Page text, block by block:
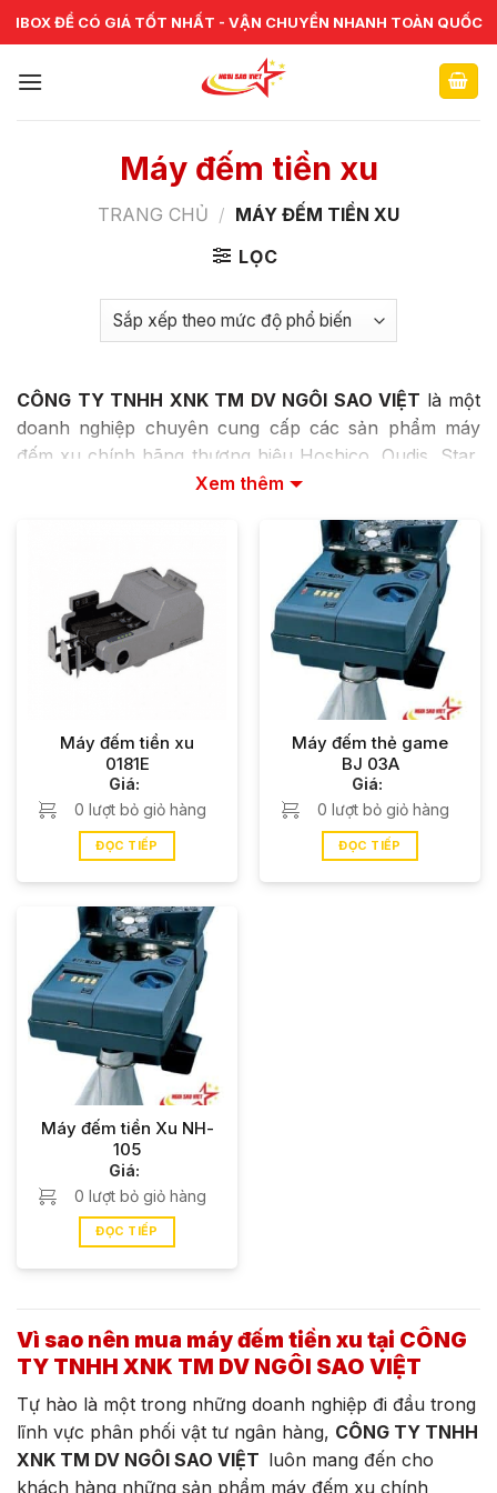
Skip
to
CHUYÊN CUNG CẤP VÀ SỬA CHỮA VẬT TƯ NGÂN HÀNG TOÀN
QUỐC
Máy đếm tiền xu
TRANG CHỦ / MÁY ĐẾM TIỀN XU
LỌC
CÔNG TY TNHH XNK TM DV NGÔI SAO VIỆT là một
doanh nghiệp chuyên cung cấp các sản phẩm máy
đếm xu chính hãng thương hiệu Hoshico, Oudis, Star,
Manic, Argus,… có khả năng đếm tiền nhanh chóng,
máy đếm tiền xuđã trở thành
người bạn đồng hành đắc lực của các khu vui chơi,
siêu thị, quán net,…
Máy đếm tiền xu
có nhiều model được bán chạy nhất
hiện nay như: 0181E, NH – 105,… Ngoài ra, sản phẩm
máy đếm tiền phiên bản nhỏ gọn, tinh tế với dáng
đứng có kết cấu chắc chắn, thiết kế tinh tế, hiện đại
nên khách hàng có thể mang tới mọi vị trí trên bàn mà
không mất quá nhiều diện tích, giúp nâng cao sự
chuyên nghiệp, tính hiện đại cho các khu vui chơi,
quán net và các siêu thị.
Đầu tư máy đếm tiền phiên bản tiền xu là một trong
những giải pháp tiết kiệm chi phí nhất đối với các khu
vui chơi, siêu thị, cửa hàng điện tử,… Hơn thấy, dòng
sản phẩmmáy đếm tiền xu
Argus,… được phân phối độc quyền tại
TNHH XNK TM DV NGÔI SAO VIỆT
lượng tốt, độ bền cao, dịch vụ bảo hành hậu đãi
chuyên nghiệp, đáp ứng mọi nhu cầu sử dụng của quý
khách hàng.
HOTLINE TƯ VẤN:
0907.12.94.12 – 0934.072.076.
Xem thêm
Máy đếm tiền xu
0181E
Giá:
0 lượt bỏ giỏ hàng
ĐỌC TIẾP
Máy đếm thẻ game
BJ 03A
Giá:
0 lượt bỏ giỏ hàng
ĐỌC TIẾP
Máy đếm tiền Xu NH-
105
Giá:
0 lượt bỏ giỏ hàng
ĐỌC TIẾP
Vì sao nên mua máy đếm tiền xu tại CÔNG
TY TNHH XNK TM DV NGÔI SAO VIỆT
Tự hào là một trong những doanh nghiệp đi đầu trong
lĩnh vực phân phối vật tư ngân hàng, CÔNG TY TNHH
XNK TM DV NGÔI SAO VIỆT luôn mang đến cho
khách hàng những sản phẩm máy đếm xu chính
IBOX ĐỂ CÓ GIÁ TỐT NHẤT - VẬN CHUYỂN NHANH TOÀN QUỐC